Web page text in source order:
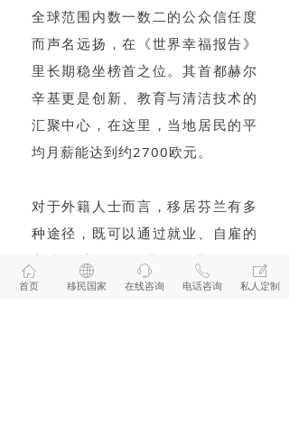
全球范围内数一数二的公众信任度
而声名远扬，在《世界幸福报告》
里长期稳坐榜首之位。其首都赫尔
辛基更是创新、教育与清洁技术的
汇聚中心，在这里，当地居民的平
均月薪能达到约2700欧元。
对于外籍人士而言，移居芬兰有多
种途径，既可以通过就业、自雇的
方式，也能凭借芬兰创业许可前
往。在芬兰连续居住满四年，便有
ꀇ
首页
ꄓ
移民国家
ꁱ
在线咨询
ꂅ
电话咨询
ꂐ
私人定制